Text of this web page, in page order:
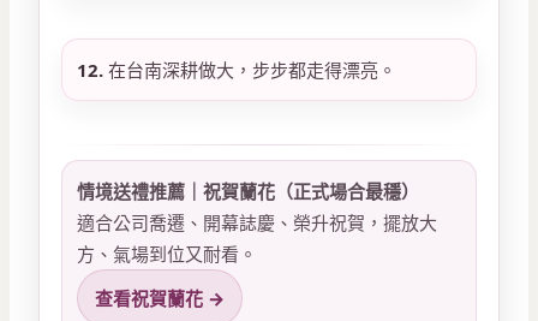
12. 在台南深耕做大，步步都走得漂亮。
情境送禮推薦｜祝賀蘭花（正式場合最穩）
適合公司喬遷、開幕誌慶、榮升祝賀，擺放大
方、氣場到位又耐看。
查看祝賀蘭花 →